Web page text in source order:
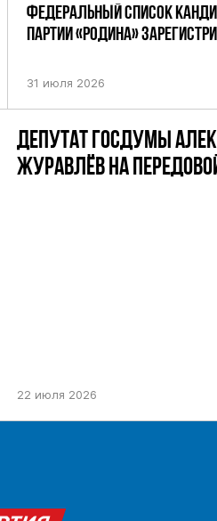
ФЕДЕРАЛЬНЫЙ СПИСОК
ПАРТИИ «РОДИНА»
31 июля 2026
ДЕПУТАТ ГОСДУМЫ
ЖУРАВЛЁВ НА
22 июля 2026